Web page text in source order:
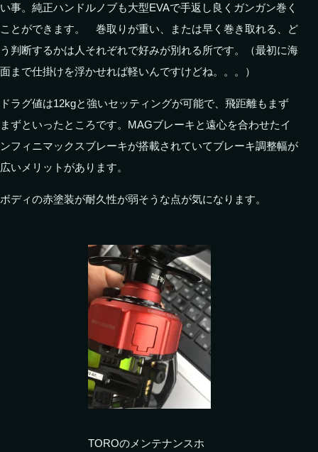
い事。純正ハンドルノブも大型EVAで手返し良くガンガン巻く
ことができます。 巻取りが重い、または早く巻き取れる、ど
う判断するかは人それぞれで好みが別れる所です。（最初に海
面まで仕掛けを浮かせれば軽いんですけどね。。。）
ドラグ値は12kgと強いセッティングが可能で、飛距離もまず
まずといったところです。MAGブレーキと遠心を合わせたイ
ンフィニマックスブレーキが搭載されていてブレーキ調整幅が
広いメリットがあります。
ボディの赤塗装が耐久性が弱そうな点が気になります。
TOROのメンテナンスホ